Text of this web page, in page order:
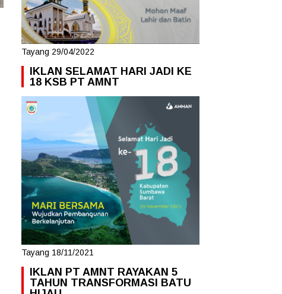
Tayang 29/04/2022
IKLAN SELAMAT HARI JADI KE
18 KSB PT AMNT
Tayang 18/11/2021
IKLAN PT AMNT RAYAKAN 5
TAHUN TRANSFORMASI BATU